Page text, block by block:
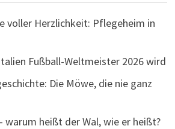
voller Herzlichkeit: Pflegeheim in
Fußball-Weltmeister 2026 wird
Die Möwe, die nie ganz
warum heißt der Wal, wie er heißt?